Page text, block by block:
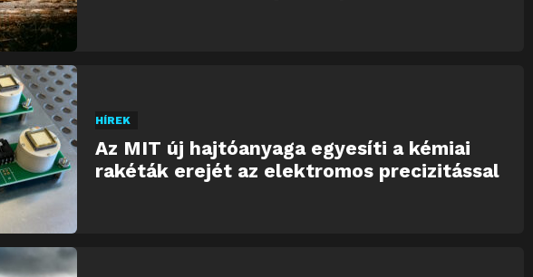
HÍREK
Az MIT új hajtóanyaga egyesíti a kémiai
rakéták erejét az elektromos precizitással